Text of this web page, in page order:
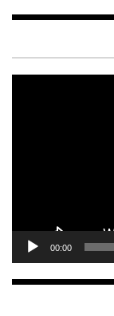
00:00